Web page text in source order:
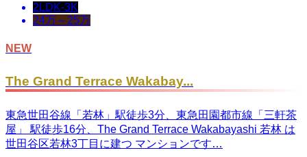
2LDK-3K
24万～25万
NEW
The Grand Terrace Wakabay...
東急世田谷線「若林」駅徒歩3分、東急田園都市線「三軒茶
屋」 駅徒歩16分、The Grand Terrace Wakabayashi 若林 は
世田谷区若林3丁目に建つ マンションです…